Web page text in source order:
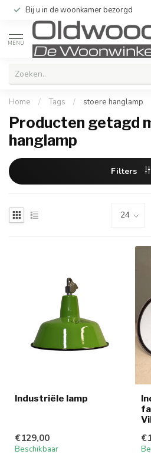
Bij u in de woonkamer bezorgd
MENU
Home / Tags / stoere hanglamp
Producten getagd
hanglamp
Filters
Industriële lamp
€129,00
Beschikbaar